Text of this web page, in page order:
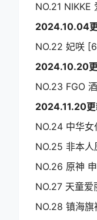
NO.21 NIKKE
2024.10.04
NO.22 妃咲
2024.10.20
NO.23 FGO
2024.11.20
NO.24 中华
NO.25 非本
NO.26 原神
NO.27 天童
NO.28 镇海